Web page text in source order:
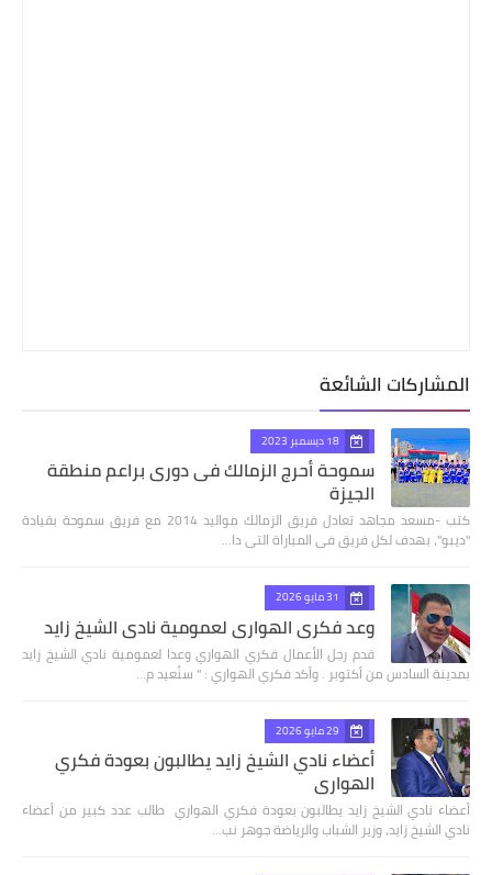
المشاركات الشائعة
18 ديسمبر 2023
سموحة أحرج الزمالك فى دورى براعم منطقة
الجيزة
كتب -مسعد مجاهد تعادل فريق الزمالك مواليد 2014 مع فريق سموحة بقيادة
"ديبو"، بهدف لكل فريق فى المباراة التى دا…
31 مايو 2026
وعد فكري الهواري لعمومية نادي الشيخ زايد
قدم رجل الأعمال فكري الهواري وعدا لعمومية نادي الشيخ زايد
بمدينة السادس من أكتوبر . وأكد فكري الهواري : " سنُعيد م…
29 مايو 2026
أعضاء نادي الشيخ زايد يطالبون بعودة فكري
الهواري
أعضاء نادي الشيخ زايد يطالبون بعودة فكري الهواري طالب عدد كبير من أعضاء
نادي الشيخ زايد، وزير الشباب والرياضة جوهر نب…